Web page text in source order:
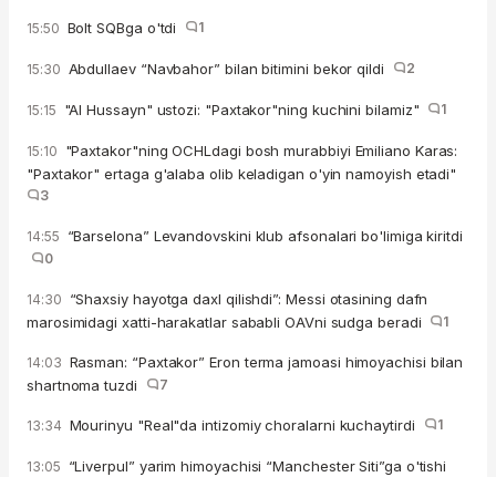
15:50 Bolt SQBga o'tdi 1
15:30 Abdullaev “Navbahor” bilan bitimini bekor qildi 2
15:15 "Al Hussayn" ustozi: "Paxtakor"ning kuchini bilamiz" 1
15:10 "Paxtakor"ning OCHLdagi bosh murabbiyi Emiliano Karas:
"Paxtakor" ertaga g'alaba olib keladigan o'yin namoyish etadi"
3
14:55 “Barselona” Levandovskini klub afsonalari bo'limiga kiritdi
0
14:30 “Shaxsiy hayotga daxl qilishdi”: Messi otasining dafn
marosimidagi xatti-harakatlar sababli OAVni sudga beradi
1
14:03 Rasman: “Paxtakor” Eron terma jamoasi himoyachisi bilan
shartnoma tuzdi
7
13:34 Mourinyu "Real"da intizomiy choralarni kuchaytirdi 1
13:05 “Liverpul” yarim himoyachisi “Manchester Siti”ga o'tishi